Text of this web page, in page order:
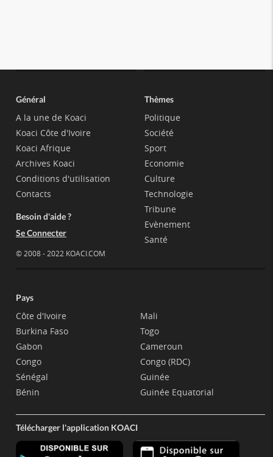
Général
A la une de Koaci
Koaci Côte d'Ivoire
Koaci Afrique
Archives Koaci
Conditions d'utilisation
Contacts
Besoin d'aide ?
Se Connecter
© 2008 - 2022 KOACI.COM
Thèmes
Politique
Société
Sport
Economie
Culture
Technologie
Tribune
Evènement
Santé
Pays
Côte d'Ivoire
Burkina Faso
Gabon
Congo
Sénégal
Bénin
Mali
Togo
Cameroun
Congo (RDC)
Guinée
Guinée Equatorial
Télécharger l'application KOACI